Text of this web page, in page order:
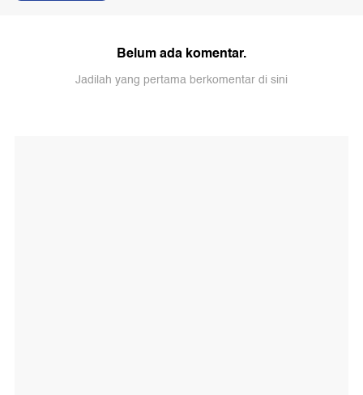
Belum ada komentar.
Jadilah yang pertama berkomentar di sini